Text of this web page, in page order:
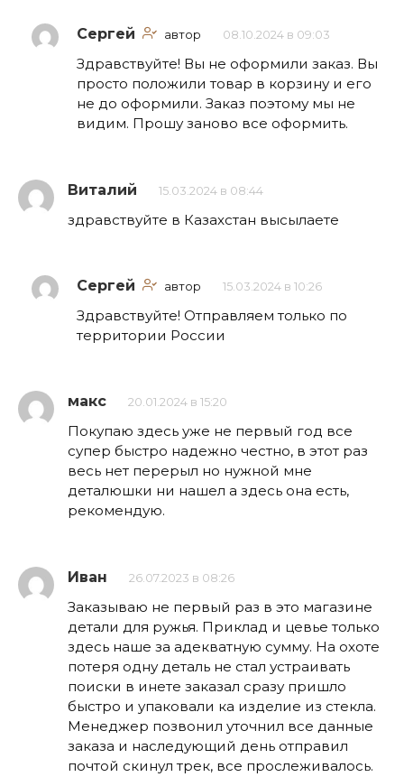
Сергей автор 08.10.2024 в 09:03
Здравствуйте! Вы не оформили заказ. Вы
просто положили товар в корзину и его
не до оформили. Заказ поэтому мы не
видим. Прошу заново все оформить.
Виталий 15.03.2024 в 08:44
здравствуйте в Казахстан высылаете
Сергей автор 15.03.2024 в 10:26
Здравствуйте! Отправляем только по
территории России
макс 20.01.2024 в 15:20
Покупаю здесь уже не первый год все
супер быстро надежно честно, в этот раз
весь нет перерыл но нужной мне
деталюшки ни нашел а здесь она есть,
рекомендую.
Иван 26.07.2023 в 08:26
Заказываю не первый раз в это магазине
детали для ружья. Приклад и цевье только
здесь наше за адекватную сумму. На охоте
потеря одну деталь не стал устраивать
поиски в инете заказал сразу пришло
быстро и упаковали ка изделие из стекла.
Менеджер позвонил уточнил все данные
заказа и наследующий день отправил
почтой скинул трек, все прослеживалось.